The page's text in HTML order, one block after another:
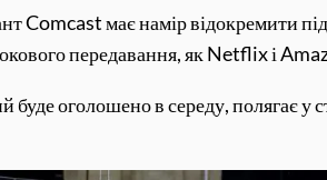
Comcast має намір відокремити
передавання, як Netflix і
буде оголошено в середу, полягає у